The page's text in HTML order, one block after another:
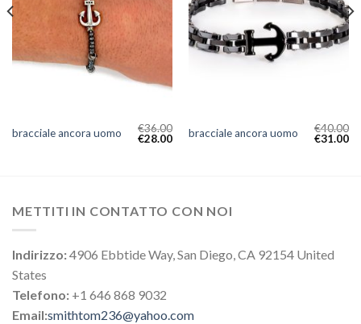
bracciale ancora uomo €36.00
€28.00 bracciale ancora uomo €40.00
€31.00
METTITI IN CONTATTO CON NOI
Indirizzo:4906 Ebbtide Way, San Diego, CA 92154 United
States
Telefono: +1 646 868 9032
Email:smithtom236@yahoo.com